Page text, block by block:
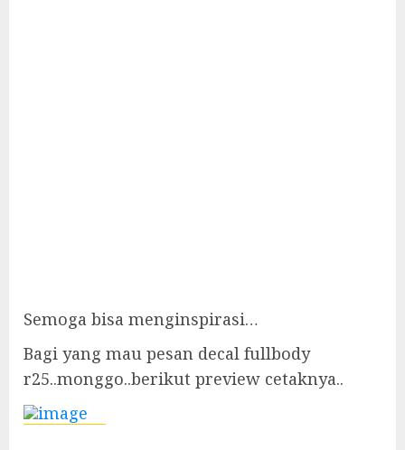
Semoga bisa menginspirasi…
Bagi yang mau pesan decal fullbody
r25..monggo..berikut preview cetaknya..